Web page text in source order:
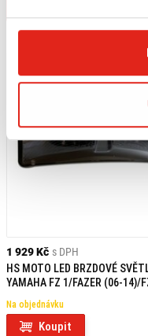
1 929 Kč s DPH
HS MOTO LED BRZDOVÉ
YAMAHA FZ 1/FAZER (06-14)/
Na objednávku
Koupit